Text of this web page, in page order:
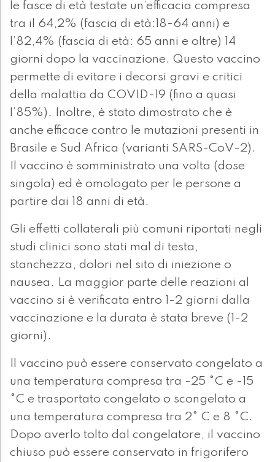
le fasce di età testate un’efficacia compresa
tra il 64,2% (fascia di età:18-64 anni) e
l’82,4% (fascia di età: 65 anni e oltre) 14
giorni dopo la vaccinazione. Questo vaccino
permette di evitare i decorsi gravi e critici
della malattia da COVID-19 (fino a quasi
l’85%). Inoltre, è stato dimostrato che è
anche efficace contro le mutazioni presenti in
Brasile e Sud Africa (varianti SARS-CoV-2).
Il vaccino è somministrato una volta (dose
singola) ed è omologato per le persone a
partire dai 18 anni di età.
Gli effetti collaterali più comuni riportati negli
studi clinici sono stati mal di testa,
stanchezza, dolori nel sito di iniezione o
nausea. La maggior parte delle reazioni al
vaccino si è verificata entro 1-2 giorni dalla
vaccinazione e la durata è stata breve (1-2
giorni).
Il vaccino può essere conservato congelato a
una temperatura compresa tra -25 °C e -15
°C e trasportato congelato o scongelato a
una temperatura compresa tra 2° C e 8 °C.
Dopo averlo tolto dal congelatore, il vaccino
chiuso può essere conservato in frigorifero